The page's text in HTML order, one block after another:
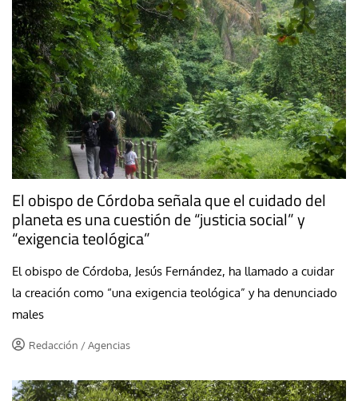
El obispo de Córdoba señala que el cuidado del
planeta es una cuestión de “justicia social” y
“exigencia teológica”
El obispo de Córdoba, Jesús Fernández, ha llamado a cuidar
la creación como “una exigencia teológica” y ha denunciado
males
Redacción / Agencias